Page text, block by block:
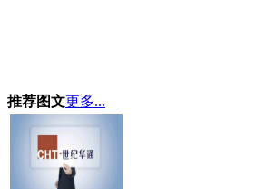
推荐图文更多...